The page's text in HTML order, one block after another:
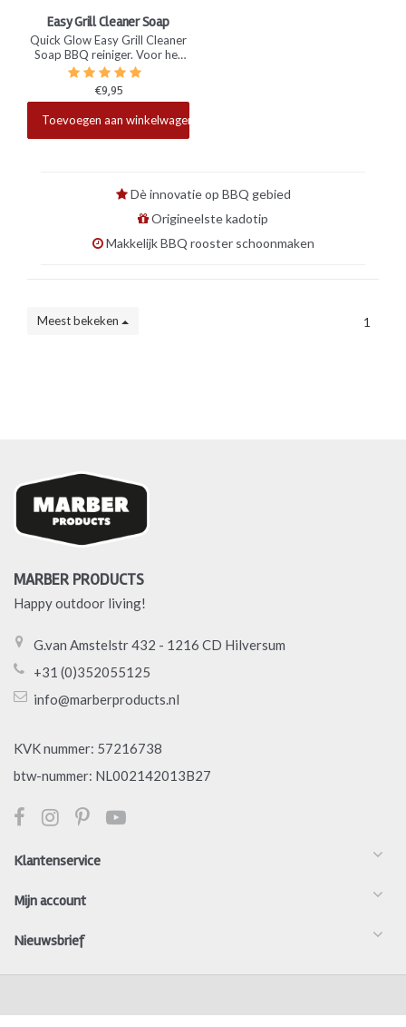
Easy Grill Cleaner Soap
Quick Glow Easy Grill Cleaner
Soap BBQ reiniger. Voor het
zeer grondig reinigen van het
rooster van de BBQ. Door
jouw rooster een nachtje te
laten weken in een combinatie
van water met deze zeep, laat
vuil en vet gemakkelijk los.
€9,95
Toevoegen aan winkelwagen
Dè innovatie op BBQ gebied
Origineelste kadotip
Makkelijk BBQ rooster schoonmaken
Meest bekeken 1
MARBER PRODUCTS
Happy outdoor living!
G.van Amstelstr 432 - 1216 CD Hilversum
+31 (0)352055125
info@marberproducts.nl
KVK nummer: 57216738
btw-nummer: NL002142013B27
Klantenservice
Mijn account
Nieuwsbrief